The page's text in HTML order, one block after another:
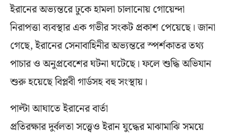
ইরানের অভ্যন্তরে ঢুকে হামলা চালানোয় গোয়েন্দা
নিরাপত্তা ব্যবস্থার এক গভীর সংকট প্রকাশ পেয়েছে। জানা
গেছে, ইরানের সেনাবাহিনীর অভ্যন্তরে স্পর্শকাতর তথ্য
পাচার ও অনুপ্রবেশের ঘটনা ঘটেছে। ফলে শুদ্ধি অভিযান
শুরু হয়েছে বিপ্লবী গার্ডসহ বহু সংস্থায়।
পাল্টা আঘাতে ইরানের বার্তা
প্রতিরক্ষার দুর্বলতা সত্ত্বেও ইরান যুদ্ধের মাঝামাঝি সময়ে